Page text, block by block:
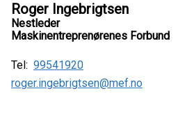
Roger Ingebrigtsen
Nestleder
Maskinentreprenørenes Forbund
Tel: 99541920
roger.ingebrigtsen@mef.no